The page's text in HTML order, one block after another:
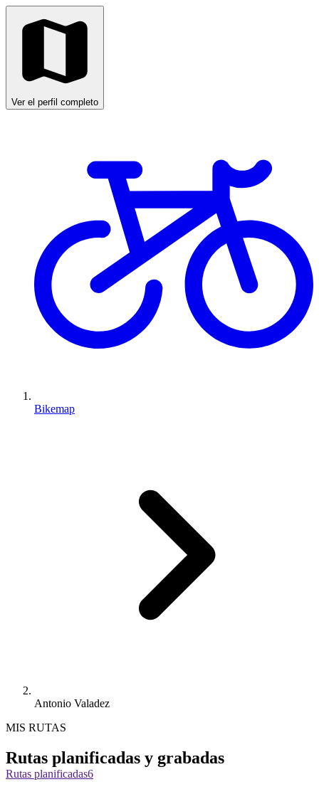
Ver el perfil completo
Bikemap
Antonio Valadez
MIS RUTAS
Rutas planificadas y grabadas
Rutas planificadas6